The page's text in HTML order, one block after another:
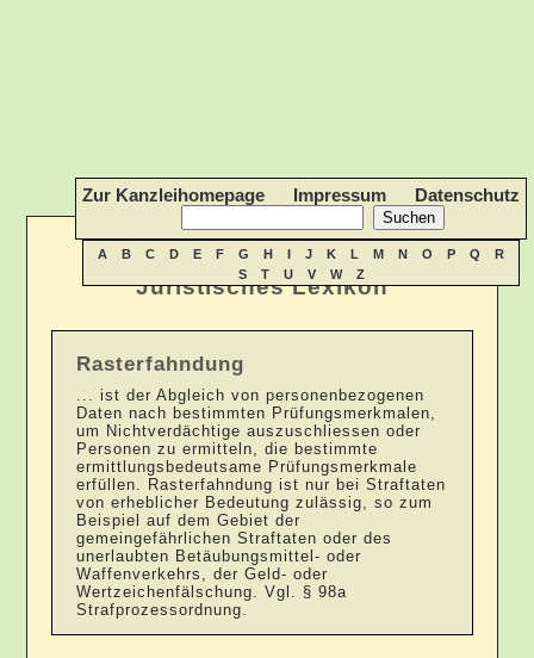
Juristisches Lexikon
Zur Kanzleihomepage Impressum Datenschutz
A B C D E F G H I J K L M N O P Q
R
S
T U V W Z
Rasterfahndung
... ist der Abgleich von personenbezogenen
Daten nach bestimmten Prüfungsmerkmalen,
um Nichtverdächtige auszuschliessen oder
Personen zu ermitteln, die bestimmte
ermittlungsbedeutsame Prüfungsmerkmale
erfüllen. Rasterfahndung ist nur bei Straftaten
von erheblicher Bedeutung zulässig, so zum
Beispiel auf dem Gebiet der
gemeingefährlichen Straftaten oder des
unerlaubten Betäubungsmittel- oder
Waffenverkehrs, der Geld- oder
Wertzeichenfälschung. Vgl. § 98a
Strafprozessordnung.